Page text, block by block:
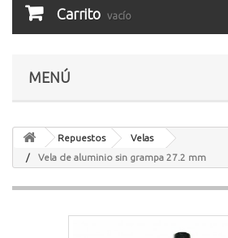
Carrito vacío
MENÚ
Repuestos
Velas
Vela de aluminio sin grampa 27.2 mm